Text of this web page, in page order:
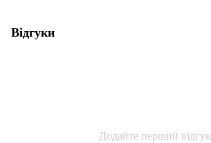
Відгуки
Додайте перший відгук